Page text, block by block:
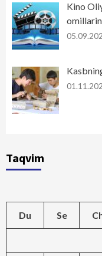
Kino
Taqvim
Du Se